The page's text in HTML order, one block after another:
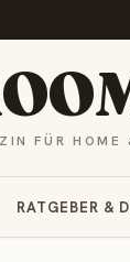
FÜR HOME
RATGEBER &